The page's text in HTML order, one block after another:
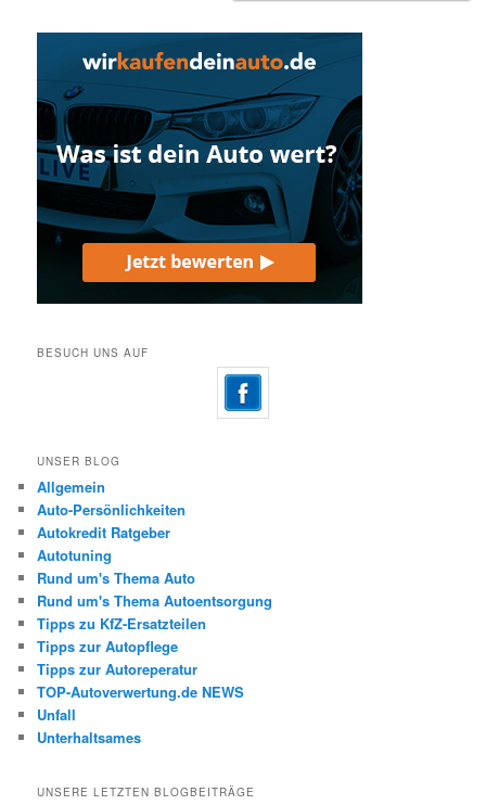
BESUCH UNS AUF
UNSER BLOG
Allgemein
Auto-Persönlichkeiten
Autokredit Ratgeber
Autotuning
Rund um's Thema Auto
Rund um's Thema Autoentsorgung
Tipps zu KfZ-Ersatzteilen
Tipps zur Autopflege
Tipps zur Autoreperatur
TOP-Autoverwertung.de NEWS
Unfall
Unterhaltsames
UNSERE LETZTEN BLOGBEITRÄGE